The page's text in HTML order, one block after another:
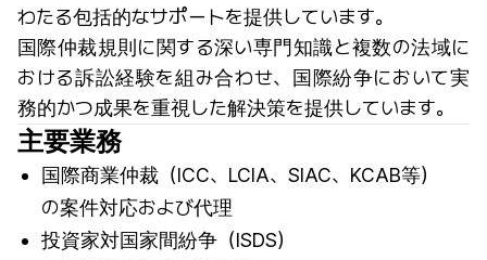
わたる包括的なサポートを提供しています。
国際仲裁規則に関する深い専門知識と複数の法域に
おける訴訟経験を組み合わせ、国際紛争において実
務的かつ成果を重視した解決策を提供しています。
主要業務
国際商業仲裁（ICC、LCIA、SIAC、KCAB等）
の案件対応および代理
投資家対国家間紛争（ISDS）